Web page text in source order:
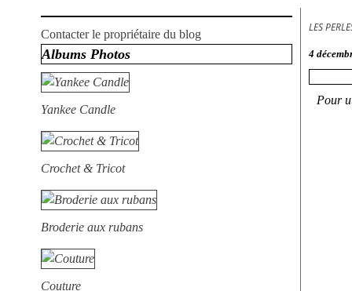
Contacter le propriétaire du blog
Albums Photos
Yankee Candle
Crochet & Tricot
Broderie aux rubans
Couture
LES
4
Pour